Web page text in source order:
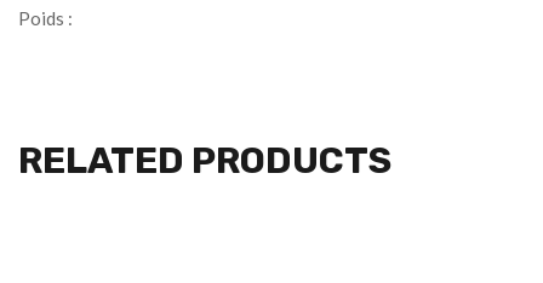
Poids :
RELATED PRODUCTS